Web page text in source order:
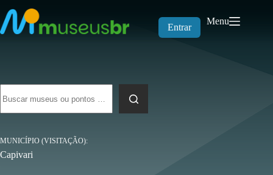
para
o
conteúdo
Entrar
Menu
resultados
MUNICÍPIO (VISITAÇÃO)
Capivari